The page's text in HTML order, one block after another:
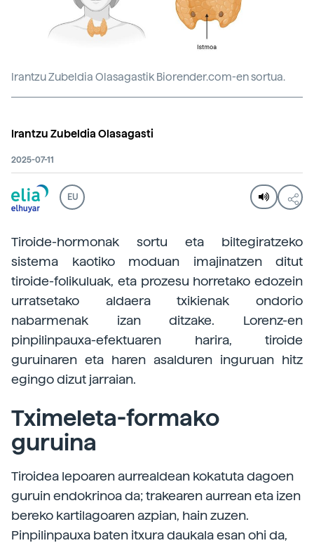
Irantzu Zubeldia Olasagastik Biorender.com-en sortua.
Irantzu Zubeldia Olasagasti
2025-07-11
EU
Tiroide-hormonak sortu eta biltegiratzeko
sistema kaotiko moduan imajinatzen ditut
tiroide-folikuluak, eta prozesu horretako edozein
urratsetako aldaera txikienak ondorio
nabarmenak izan ditzake. Lorenz-en
pinpilinpauxa-efektuaren harira, tiroide
guruinaren eta haren asalduren inguruan hitz
egingo dizut jarraian.
Tximeleta-formako
guruina
Tiroidea lepoaren aurrealdean kokatuta dagoen
guruin endokrinoa da; trakearen aurrean eta izen
bereko kartilagoaren azpian, hain zuzen.
Pinpilinpauxa baten itxura daukala esan ohi da,